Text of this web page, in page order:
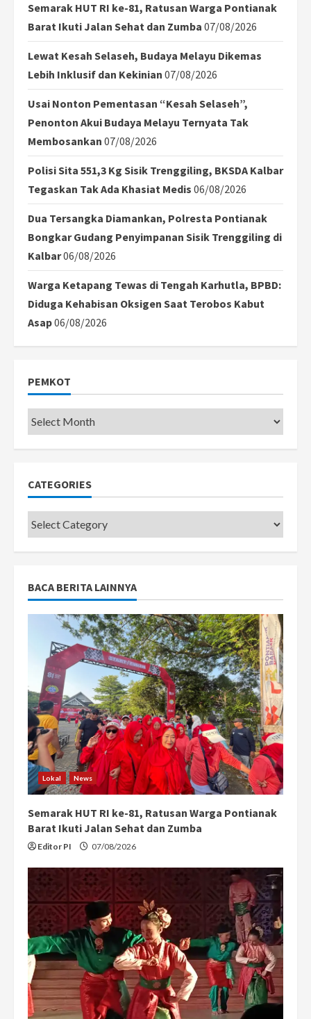
Semarak HUT RI ke-81, Ratusan Warga Pontianak
Barat Ikuti Jalan Sehat dan Zumba 07/08/2026
Lewat Kesah Selaseh, Budaya Melayu Dikemas
Lebih Inklusif dan Kekinian 07/08/2026
Usai Nonton Pementasan “Kesah Selaseh”,
Penonton Akui Budaya Melayu Ternyata Tak
Membosankan 07/08/2026
Polisi Sita 551,3 Kg Sisik Trenggiling, BKSDA Kalbar
Tegaskan Tak Ada Khasiat Medis 06/08/2026
Dua Tersangka Diamankan, Polresta Pontianak
Bongkar Gudang Penyimpanan Sisik Trenggiling di
Kalbar06/08/2026
Warga Ketapang Tewas di Tengah Karhutla, BPBD:
Diduga Kehabisan Oksigen Saat Terobos Kabut
Asap06/08/2026
PEMKOT
Pemkot
CATEGORIES
Categories
BACA BERITA LAINNYA
Lokal News
Semarak HUT RI ke-81, Ratusan Warga Pontianak
Barat Ikuti Jalan Sehat dan Zumba
Editor PI 07/08/2026